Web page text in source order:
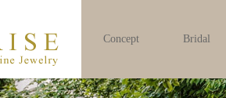
Concept Bridal